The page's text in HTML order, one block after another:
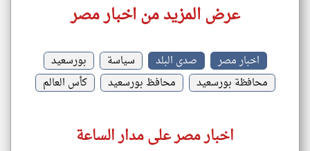
عرض المزيد من اخبار مصر
اخبار مصر صدى البلد سياسة
بورسعيد
محافظة بورسعيد
محافظ بورسعيد كأس العالم
اخبار مصر على مدار الساعة